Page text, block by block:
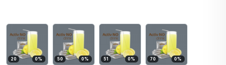
20 0% 50 0% 51 0% 70 0%